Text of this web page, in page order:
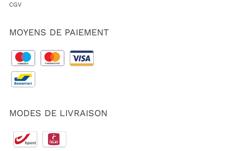
CGV
MOYENS DE PAIEMENT
MODES DE LIVRAISON